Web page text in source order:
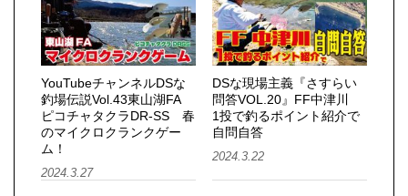
YouTubeチャンネルDSな
釣場伝説Vol.43東山湖FA
ピコチャタクラDR-SS 春
のマイクロクランクゲー
ム！
2024.3.27
DSな現場主義『さすらい
問答VOL.20』FF中津川
1投で釣るポイント紹介で
自問自答
2024.3.22